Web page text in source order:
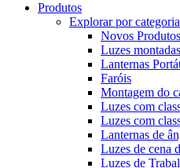
Produtos
Explorar por categoria
Novos Produtos
Luzes
Lanternas
Faróis
Montagem do
Luzes com
Luzes com
Lanternas de
Luzes de cena
Luzes de